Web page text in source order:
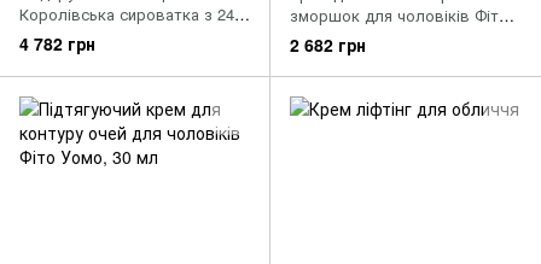
Королівська сироватка з 24К
золотом та гіалуроновою
кислотою + Зволожуючий
гель для контуру очей з
екстрактом чорної ікри
4 782 грн
зморшок для чоловіків Фіто
Уомо
2 682 грн